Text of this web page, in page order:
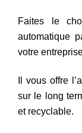
Faites le
automatique
votre
Il vous offre
sur le long
et recyclable.